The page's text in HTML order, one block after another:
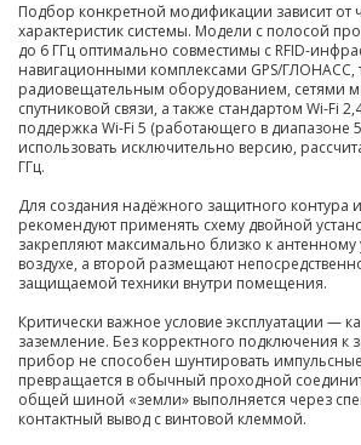
Подбор конкретной модификации зависит от
характеристик системы. Модели с полосой
до 6 ГГц оптимально совместимы с RFID-
навигационными комплексами GPS/ГЛОНАСС,
радиовещательным оборудованием, сетями
спутниковой связи, а также стандартом Wi-Fi
поддержка Wi-Fi 5 (работающего в диапазоне
использовать исключительно версию,
ГГц.
Для создания надёжного защитного контура
рекомендуют применять схему двойной
закрепляют максимально близко к антенному
воздухе, а второй размещают
защищаемой техники внутри помещения.
Критически важное условие эксплуатации —
заземление. Без корректного подключения к
прибор не способен шунтировать
превращается в обычный проходной
общей шиной «земли» выполняется через
контактный вывод с винтовой клеммой.